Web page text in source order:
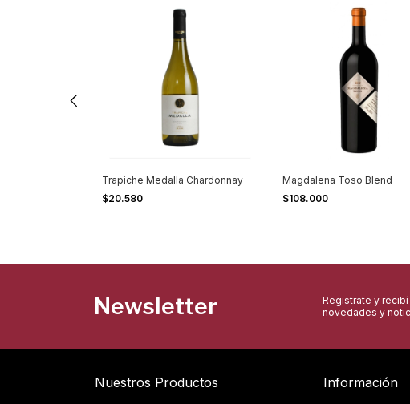
Trapiche Medalla Chardonnay
$20.580
Magdalena Toso Blend
$108.000
Newsletter
Registrate y
novedades y
Nuestros Productos Información